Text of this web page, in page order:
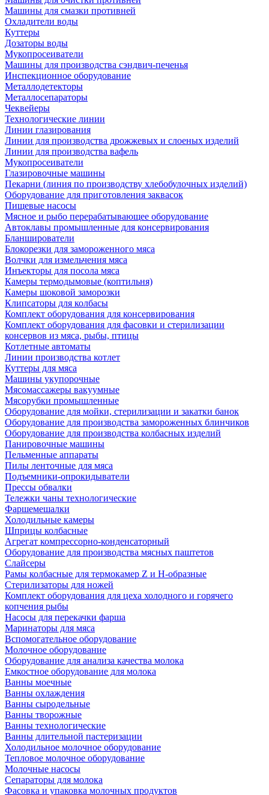
Машины для смазки противней
Охладители воды
Куттеры
Дозаторы воды
Мукопросеиватели
Машины для производства сэндвич-печенья
Инспекционное оборудование
Металлодетекторы
Металлосепараторы
Чеквейеры
Технологические линии
Линии глазирования
Линии для производства дрожжевых и слоеных изделий
Линии для производства вафель
Мукопросеиватели
Глазировочные машины
Пекарни (линия по производству хлебобулочных изделий)
Оборудование для приготовления заквасок
Пищевые насосы
Мясное и рыбо перерабатывающее оборудование
Автоклавы промышленные для консервирования
Бланширователи
Блокорезки для замороженного мяса
Волчки для измельчения мяса
Инъекторы для посола мяса
Камеры термодымовые (коптильня)
Камеры шоковой заморозки
Клипсаторы для колбасы
Комплект оборудования для консервирования
Комплект оборудования для фасовки и стерилизации
консервов из мяса, рыбы, птицы
Котлетные автоматы
Линии производства котлет
Куттеры для мяса
Машины укупорочные
Мясомассажеры вакуумные
Мясорубки промышленные
Оборудование для мойки, стерилизации и закатки банок
Оборудование для производства замороженных блинчиков
Оборудование для производства колбасных изделий
Панировочные машины
Пельменные аппараты
Пилы ленточные для мяса
Подъемники-опрокидыватели
Прессы обвалки
Тележки чаны технологические
Фаршемешалки
Холодильные камеры
Шприцы колбасные
Агрегат компрессорно-конденсаторный
Оборудование для производства мясных паштетов
Слайсеры
Рамы колбасные для термокамер Z и H-образные
Стерилизаторы для ножей
Комплект оборудования для цеха холодного и горячего
копчения рыбы
Насосы для перекачки фарша
Маринаторы для мяса
Вспомогательное оборудование
Молочное оборудование
Оборудование для анализа качества молока
Емкостное оборудование для молока
Ванны моечные
Ванны охлаждения
Ванны сыродельные
Ванны творожные
Ванны технологические
Ванны длительной пастеризации
Холодильное молочное оборудование
Тепловое молочное оборудование
Молочные насосы
Сепараторы для молока
Фасовка и упаковка молочных продуктов